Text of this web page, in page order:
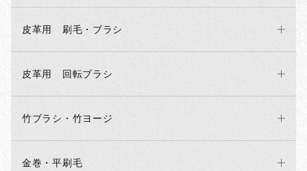
皮革用 刷毛・ブラシ
皮革用 回転ブラシ
竹ブラシ・竹ヨージ
金巻・平刷毛